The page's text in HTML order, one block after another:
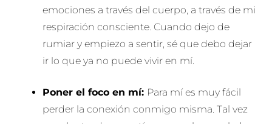
emociones a través del cuerpo, a través de mi
respiración consciente. Cuando dejo de
rumiar y empiezo a sentir, sé que debo dejar
ir lo que ya no puede vivir en mí.
Poner el foco en mí: Para mí es muy fácil
perder la conexión conmigo misma. Tal vez